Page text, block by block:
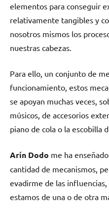
elementos para conseguir
relativamente tangibles y
nosotros mismos los
nuestras cabezas.
Para ello, un conjunto de
funcionamiento, estos
se apoyan muchas veces,
músicos, de accesorios
piano de cola o la escobilla
Arín Dodo me ha
cantidad de mecanismos,
evadirme de las
estamos de una o de otra